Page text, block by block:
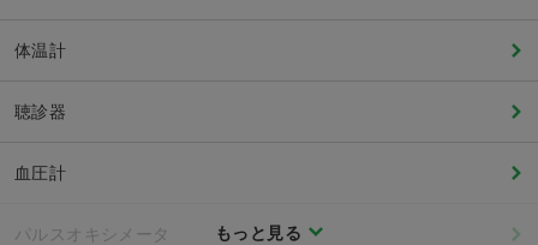
体温計
聴診器
血圧計
パルスオキシメータ もっと見る